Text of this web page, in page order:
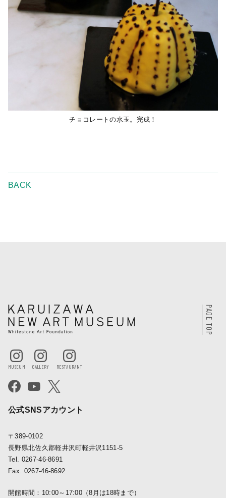
チョコレートの水玉。完成！
BACK
公式SNSアカウント
〒389-0102
長野県北佐久郡軽井沢町軽井沢1151-5
Tel. 0267-46-8691
Fax. 0267-46-8692
開館時間：10:00～17:00（8月は18時まで）
PAGE TOP